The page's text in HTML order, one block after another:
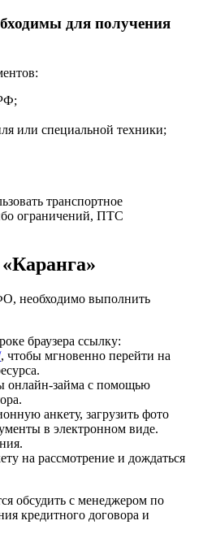
для получения
или специальной техники;
транспортное
ограничений, ПТС
необходимо выполнить
браузера ссылку:
, чтобы мгновенно перейти на
онлайн-займа с помощью
анкету, загрузить фото
в электронном виде.
на рассмотрение и дождаться
обсудить с менеджером по
кредитного договора и